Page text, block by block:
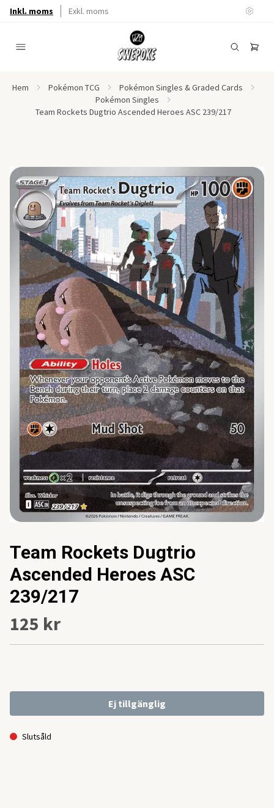
Inkl. moms Exkl. moms
Hem Pokémon TCG
Pokémon Singles & Graded Cards
Pokémon Singles
Team Rockets Dugtrio Ascended Heroes ASC 239/217
Team Rockets Dugtrio
Ascended Heroes ASC
239/217
125 kr
Ej tillgänglig
Slutsåld